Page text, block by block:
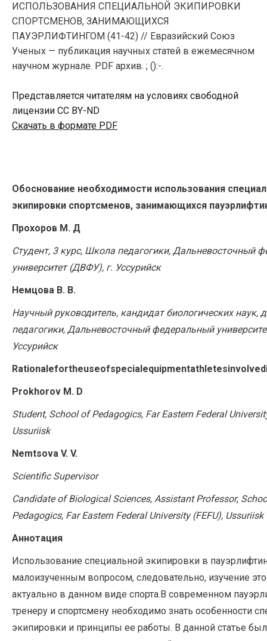
ИСПОЛЬЗОВАНИЯ СПЕЦИАЛЬНОЙ ЭКИПИРОВКИ
СПОРТСМЕНОВ, ЗАНИМАЮЩИХСЯ
ПАУЭРЛИФТИНГОМ (41-42) // Евразийский Союз
Ученых — публикация научных статей в ежемесячном
научном журнале. PDF архив. ; ():-.
Представляется читателям на условиях свободной
лицензии CC BY-ND
Скачать в формате PDF
Обоснование необходимости использования
экипировки спортсменов, занимающихся
Прохоров М. Д
Студент, 3 курс, Школа педагогики, Дальневосточный
университет (ДВФУ), г. Уссурийск
Немцова В. В.
Научный руководитель, кандидат биологических наук,
педагогики, Дальневосточный федеральный
Уссурийск
R
Prokhorov M. D
Student, School of Pedagogics, Far Eastern Federal
Ussuriisk
Nemtsova V. V.
Scientific Supervisor
Candidate of Biological Sciences, Assistant Professor,
Pedagogics, Far Eastern Federal University (FEFU), Ussuriisk
Аннотация
Использование специальной экипировки в
малоизученным вопросом, следовательно, изучение
актуально в данном виде спорта.В современном
тренеру и спортсмену необходимо знать особенности
экипировки и принципы ее работы. В данной статье